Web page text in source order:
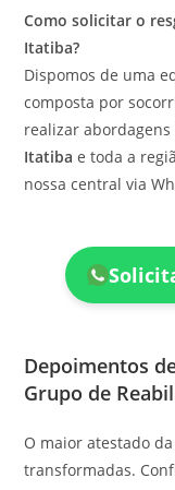
Como solicitar o
Itatiba?
Dispomos de uma
composta por
realizar
Itatiba e toda a
nossa central via
Depoimentos
Grupo de
O maior atestado
transformadas.